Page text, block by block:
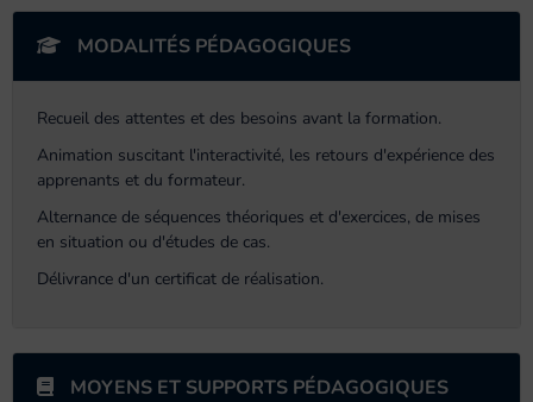
MODALITÉS PÉDAGOGIQUES
Recueil des attentes et des besoins avant la formation.
Animation suscitant l'interactivité, les retours d'expérience des
apprenants et du formateur.
Alternance de séquences théoriques et d'exercices, de mises
en situation ou d'études de cas.
Délivrance d'un certificat de réalisation.
MOYENS ET SUPPORTS PÉDAGOGIQUES